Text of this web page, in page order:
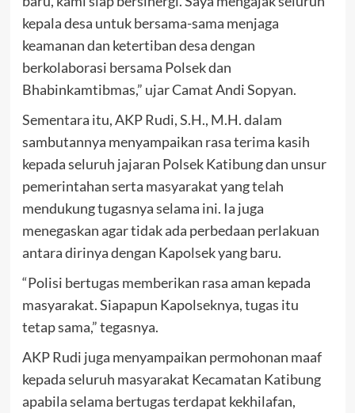
kepala desa untuk bersama-sama menjaga
keamanan dan ketertiban desa dengan
berkolaborasi bersama Polsek dan
Bhabinkamtibmas,” ujar Camat Andi Sopyan.
Sementara itu, AKP Rudi, S.H., M.H. dalam
sambutannya menyampaikan rasa terima kasih
kepada seluruh jajaran Polsek Katibung dan unsur
pemerintahan serta masyarakat yang telah
mendukung tugasnya selama ini. Ia juga
menegaskan agar tidak ada perbedaan perlakuan
antara dirinya dengan Kapolsek yang baru.
“Polisi bertugas memberikan rasa aman kepada
masyarakat. Siapapun Kapolseknya, tugas itu
tetap sama,” tegasnya.
AKP Rudi juga menyampaikan permohonan maaf
kepada seluruh masyarakat Kecamatan Katibung
apabila selama bertugas terdapat kekhilafan,